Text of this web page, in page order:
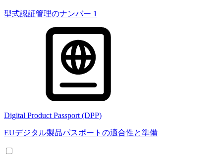
型式認証管理のナンバー 1
Digital Product Passport (DPP)
EUデジタル製品パスポートの適合性と準備